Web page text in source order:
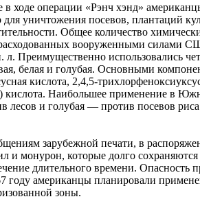
ходе операции «Рэнч хэнд»
для уничтожения посевов, плантаций
Общее количество
вооруженными силами
л. Преимущественно использовались
белая и голубая. Основными
кислота, 2,4,5-
кислота. Наибольшее применение в
лесов и голубая — против посевов риса
зарубежной печати, в
и монурон, которые долго сохраняются
длительного времени. Опасность
году американцы планировали
зоны.